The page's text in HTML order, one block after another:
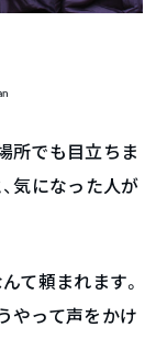
所でも目立ちま
気になった人が
て頼まれます。
やって声をかけ